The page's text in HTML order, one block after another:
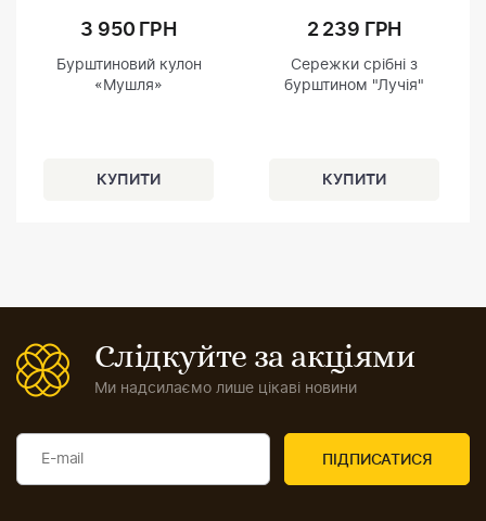
3 950 ГРН
Бурштиновий кулон
«Мушля»
2 239 ГРН
Сережки срібні з
бурштином "Лучія"
Слідкуйте за акціями
Ми надсилаємо лише цікаві новини